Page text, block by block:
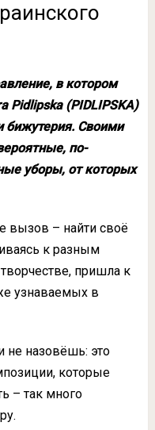
в котором
Pidlipska (PIDLIPSKA)
бижутерия. Своими
по-
уборы, от которых
вызов – найти своё
к разным
пришла к
узнаваемых в
назовёшь: это
которые
– так много